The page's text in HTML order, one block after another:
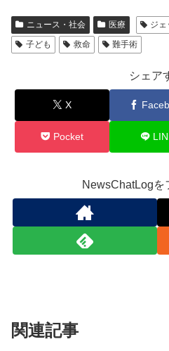
ニュース・社会 医療 ジェ
子ども
救命 難手術
シェア
X
Pocket
NewsChatLogを
関連記事